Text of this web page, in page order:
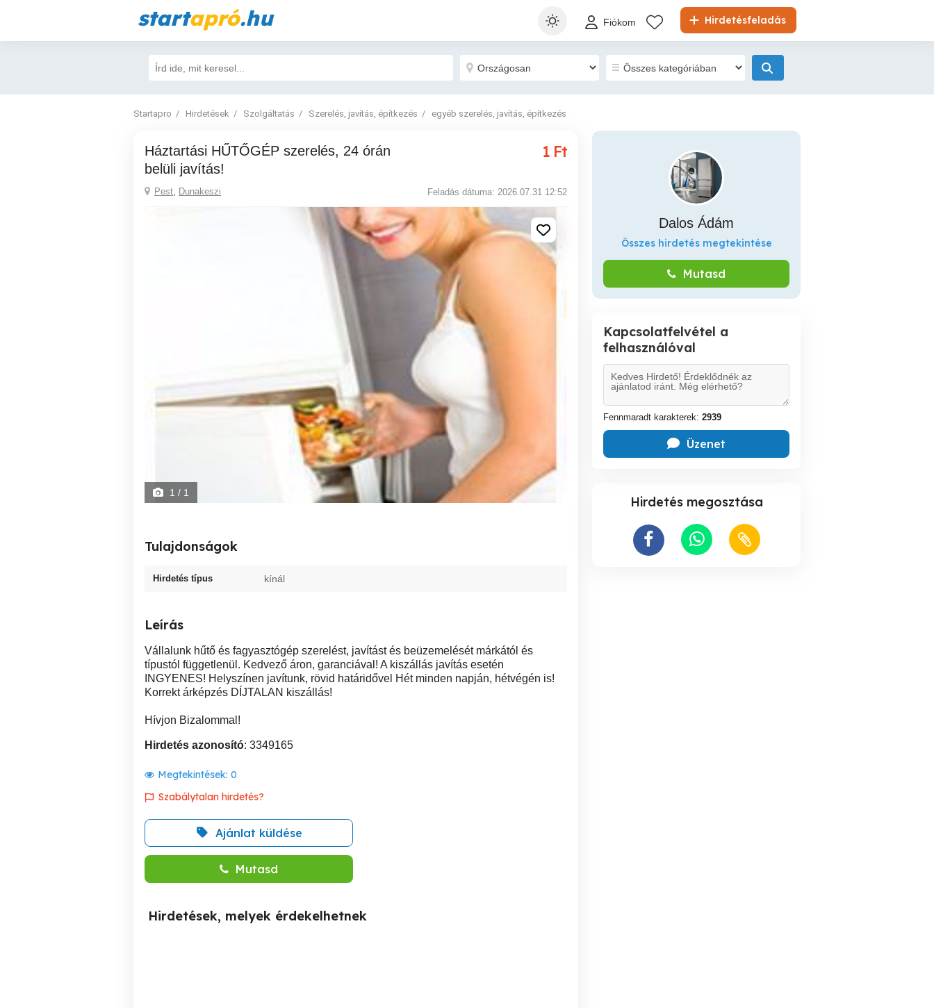
startapró.hu Hirdetésfeladás
Fiókom
Startapro Hirdetések Szolgáltatás Szerelés, javítás, építkezés egyéb szerelés, javítás, építkezés
Háztartási HŰTŐGÉP szerelés, 24 órán
belüli javítás!
1 Ft
Pest, Dunakeszi Feladás dátuma: 2026.07.31 12:52
1 / 1
Tulajdonságok
Hirdetés típus kínál
Leírás
Vállalunk hűtő és fagyasztógép szerelést, javítást és beüzemelését márkától és
típustól függetlenül. Kedvező áron, garanciával! A kiszállás javítás esetén
INGYENES! Helyszínen javítunk, rövid határidővel Hét minden napján, hétvégén is!
Korrekt árképzés DÍJTALAN kiszállás!
Hívjon Bizalommal!
Hirdetés azonosító: 3349165
Megtekintések: 0
Szabálytalan hirdetés?
Ajánlat küldése
Mutasd
Hirdetések, melyek érdekelhetnek
Dalos Ádám
Összes hirdetés megtekintése
Mutasd
Kapcsolatfelvétel a
felhasználóval
Fennmaradt karakterek: 2939
Üzenet
Hirdetés megosztása